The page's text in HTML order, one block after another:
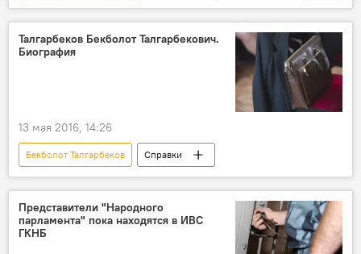
Кыргызстан
Общество
Марат Султанов
ГКНБ
стража
Дело оппозиционеров и аудиозапись в Интернете
Талгарбеков Бекболот Талгарбекович.
Биография
13 мая 2016, 14:26
Бекболот Талгарбеков Справки
Представители "Народного
парламента" пока находятся в ИВС
ГКНБ